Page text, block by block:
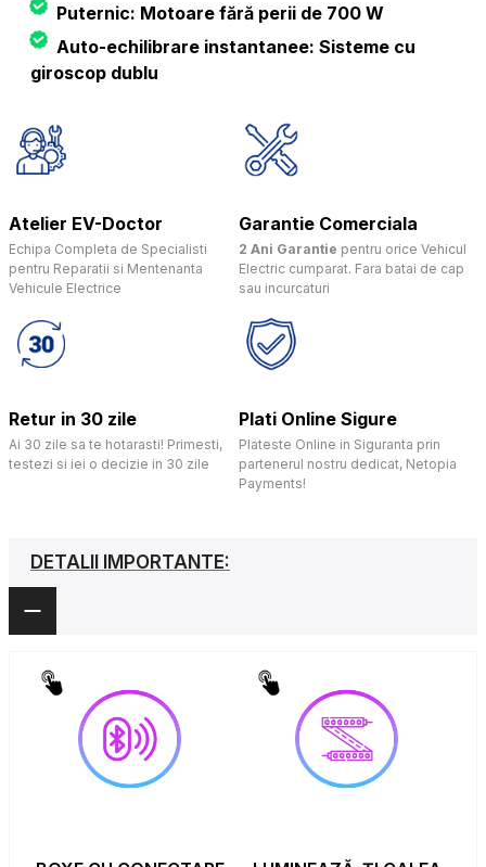
Puternic: Motoare fără perii de 700 W
Auto-echilibrare instantanee: Sisteme cu
giroscop dublu
Atelier EV-Doctor
Echipa Completa de Specialisti
pentru Reparatii si Mentenanta
Vehicule Electrice
Garantie Comerciala
2 Ani Garantie pentru orice Vehicul
Electric cumparat. Fara batai de cap
sau incurcaturi
Retur in 30 zile
Ai 30 zile sa te hotarasti! Primesti,
testezi si iei o decizie in 30 zile
Plati Online Sigure
Plateste Online in Siguranta prin
partenerul nostru dedicat, Netopia
Payments!
DETALII IMPORTANTE: